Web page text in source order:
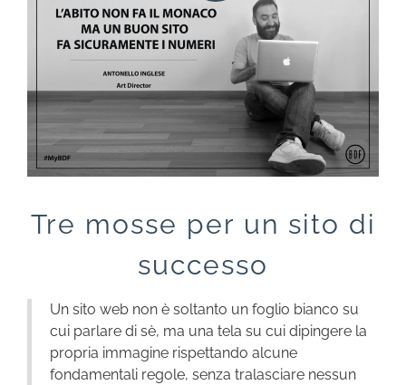
Tre mosse per un sito di
successo
Un sito web non è soltanto un foglio bianco su
cui parlare di sè, ma una tela su cui dipingere la
propria immagine rispettando alcune
fondamentali regole, senza tralasciare nessun